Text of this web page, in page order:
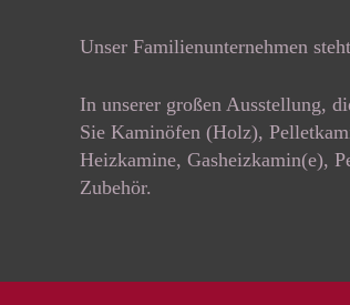
Unser Familienunternehmen
In unserer großen Ausstellung,
Sie Kaminöfen (Holz),
Heizkamine, Gasheizkamin(e),
Zubehör.